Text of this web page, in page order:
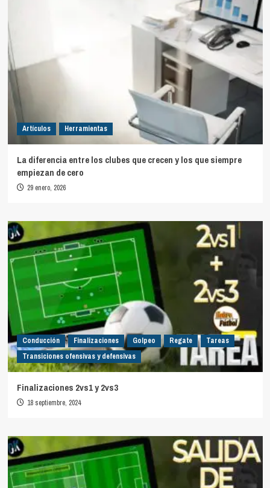
Artículos Herramientas
La diferencia entre los clubes que crecen y los que siempre
empiezan de cero
29 enero, 2026
Conducción Finalizaciones Golpeo Regate
Tareas
Transiciones ofensivas y defensivas
Finalizaciones 2vs1 y 2vs3
18 septiembre, 2024